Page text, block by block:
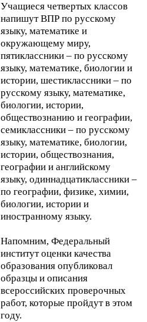
Учащиеся четвертых классов
напишут ВПР по русскому
языку, математике и
окружающему миру,
пятиклассники – по русскому
языку, математике, биологии и
истории, шестиклассники – по
русскому языку, математике,
биологии, истории,
обществознанию и географии,
семиклассники – по русскому
языку, математике, биологии,
истории, обществознания,
географии и английскому
языку, одиннадцатиклассники –
по географии, физике, химии,
биологии, истории и
иностранному языку.
Напомним, Федеральный
институт оценки качества
образования опубликовал
образцы и описания
всероссийских проверочных
работ, которые пройдут в этом
году.